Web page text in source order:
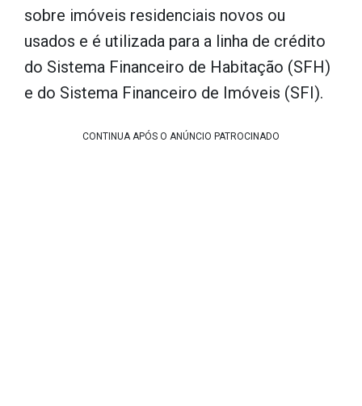
sobre imóveis residenciais novos ou
usados ​​e é utilizada para a linha de crédito
do Sistema Financeiro de Habitação (SFH)
e do Sistema Financeiro de Imóveis (SFI).
CONTINUA APÓS O ANÚNCIO PATROCINADO